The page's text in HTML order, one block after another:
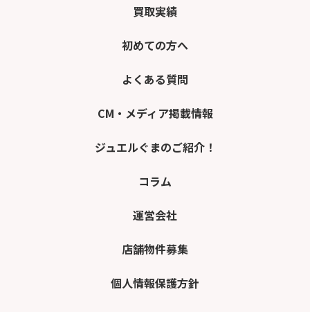
買取実績
初めての方へ
よくある質問
CM・メディア掲載情報
ジュエルぐまのご紹介！
コラム
運営会社
店舗物件募集
個人情報保護方針